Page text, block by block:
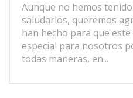
Aunque no hemos
saludarlos, queremos
han hecho para que
especial para nosotros
todas maneras, en...